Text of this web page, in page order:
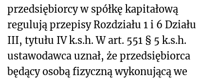
przedsiębiorcy w spółkę kapitałową
regulują przepisy Rozdziału 1 i 6 Działu
III, tytułu IV k.s.h. W art. 551 § 5 k.s.h.
ustawodawca uznał, że przedsiębiorca
będący osobą fizyczną wykonującą we